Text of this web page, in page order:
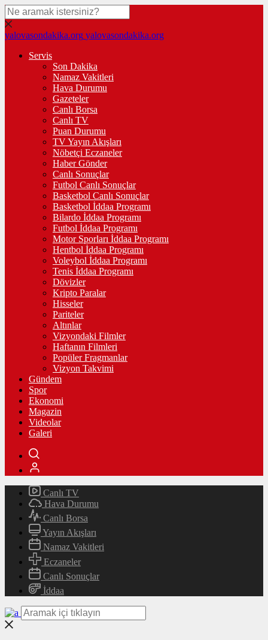
yalovasondakika.org yalovasondakika.org
Servis
Son Dakika
Namaz Vakitleri
Hava Durumu
Gazeteler
Canlı Borsa
Canlı TV
Puan Durumu
TV Yayın Akışları
Nöbetçi Eczaneler
Haber Gönder
Canlı Sonuçlar
Futbol Canlı Sonuçlar
Basketbol Canlı Sonuçlar
Basketbol İddaa Programı
Bilardo İddaa Programı
Futbol İddaa Programı
Motor Sporları İddaa Programı
Hentbol İddaa Programı
Voleybol İddaa Programı
Tenis İddaa Programı
Dövizler
Kripto Paralar
Hisseler
Pariteler
Altınlar
Vizyondaki Filmler
Haftanın Filmleri
Popüler Fragmanlar
Vizyon Takvimi
Gündem
Spor
Ekonomi
Magazin
Videolar
Galeri
Canlı TV
Hava Durumu
Canlı Borsa
Yayın Akışları
Namaz Vakitleri
Eczaneler
Canlı Sonuçlar
İddaa